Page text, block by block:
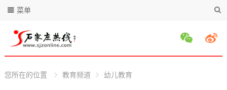
菜单
您所在的位置 教育频道 幼儿教育